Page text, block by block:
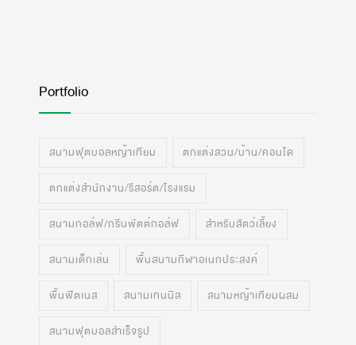
Portfolio
สนามฟุตบอลหญ้าเทียม ตกแต่งสวน/บ้าน/คอนโด
ตกแต่งสำนักงาน/รีสอร์ต/โรงแรม
สนามกอล์ฟ/กรีนพัตต์กอล์ฟ สำหรับสัตว์เลี้ยง
สนามเด็กเล่น พื้นสนามกีฬาอเนกประสงค์
พื้นฟิตเนส สนามเทนนิส สนามหญ้าเทียมผสม
สนามฟุตบอลสำเร็จรูป